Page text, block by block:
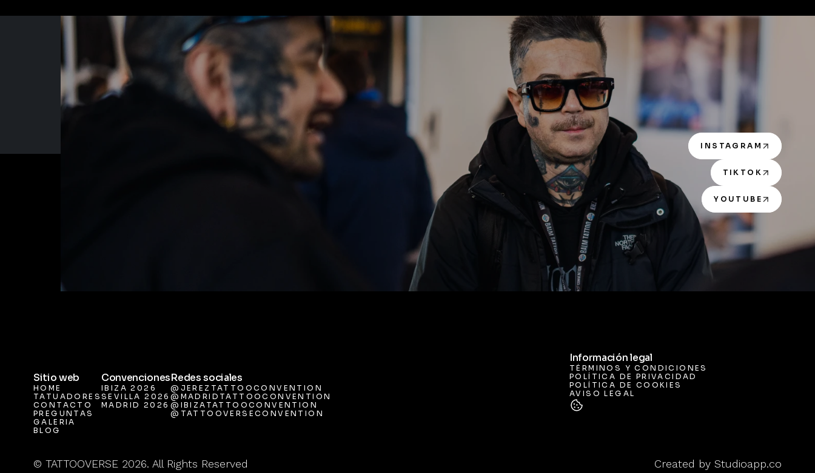
INSTAGRAM
TIKTOK
YOUTUBE
Sitio web
HOME
HOME
TATUADORES
TATUADORES
CONTACTO
CONTACTO
PREGUNTAS
PREGUNTAS
GALERIA
GALERIA
BLOG
Convenciones
IBIZA 2026
IBIZA 2026
SEVILLA 2026
SEVILLA 2026
MADRID 2026
Redes sociales
@JEREZTATTOOCONVENTION
@JEREZTATTOOCONVENTION
@MADRIDTATTOOCONVENTION
@MADRIDTATTOOCONVENTION
@IBIZATATTOOCONVENTION
@IBIZATATTOOCONVENTION
@TATTOOVERSECONVENTION
Información legal
TÉRMINOS Y CONDICIONES
TÉRMINOS Y CONDICIONES
POLÍTICA DE PRIVACIDAD
POLÍTICA DE PRIVACIDAD
POLÍTICA DE COOKIES
POLÍTICA DE COOKIES
AVISO LEGAL
AVISO LEGAL
© TATTOOVERSE 2026. All Rights Reserved Created by Studioapp.co